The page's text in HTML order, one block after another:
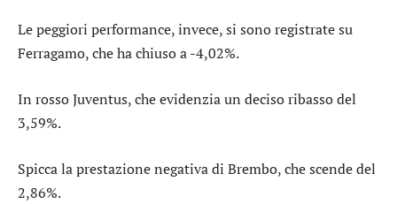
Le peggiori performance, invece, si sono registrate su
Ferragamo, che ha chiuso a -4,02%.
In rossoJuventus, che evidenzia un deciso ribasso del
3,59%.
Spicca la prestazione negativa di Brembo, che scende del
2,86%.